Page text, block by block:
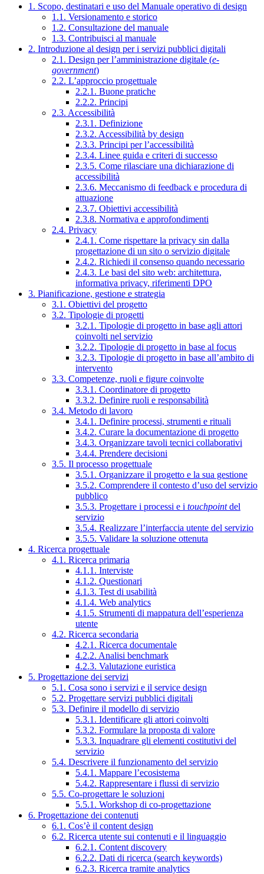
1. Scopo, destinatari e uso del Manuale operativo di design
1.1. Versionamento e storico
1.2. Consultazione del manuale
1.3. Contribuisci al manuale
2. Introduzione al design per i servizi pubblici digitali
2.1. Design per l’amministrazione digitale (e-
government)
2.2. L’approccio progettuale
2.2.1. Buone pratiche
2.2.2. Principi
2.3. Accessibilità
2.3.1. Definizione
2.3.2. Accessibilità by design
2.3.3. Principi per l’accessibilità
2.3.4. Linee guida e criteri di successo
2.3.5. Come rilasciare una dichiarazione di
accessibilità
2.3.6. Meccanismo di feedback e procedura di
attuazione
2.3.7. Obiettivi accessibilità
2.3.8. Normativa e approfondimenti
2.4. Privacy
2.4.1. Come rispettare la privacy sin dalla
progettazione di un sito o servizio digitale
2.4.2. Richiedi il consenso quando necessario
2.4.3. Le basi del sito web: architettura,
informativa privacy, riferimenti DPO
3. Pianificazione, gestione e strategia
3.1. Obiettivi del progetto
3.2. Tipologie di progetti
3.2.1. Tipologie di progetto in base agli attori
coinvolti nel servizio
3.2.2. Tipologie di progetto in base al focus
3.2.3. Tipologie di progetto in base all’ambito di
intervento
3.3. Competenze, ruoli e figure coinvolte
3.3.1. Coordinatore di progetto
3.3.2. Definire ruoli e responsabilità
3.4. Metodo di lavoro
3.4.1. Definire processi, strumenti e rituali
3.4.2. Curare la documentazione di progetto
3.4.3. Organizzare tavoli tecnici collaborativi
3.4.4. Prendere decisioni
3.5. Il processo progettuale
3.5.1. Organizzare il progetto e la sua gestione
3.5.2. Comprendere il contesto d’uso del servizio
pubblico
3.5.3. Progettare i processi e i touchpointdel
servizio
3.5.4. Realizzare l’interfaccia utente del servizio
3.5.5. Validare la soluzione ottenuta
4. Ricerca progettuale
4.1. Ricerca primaria
4.1.1. Interviste
4.1.2. Questionari
4.1.3. Test di usabilità
4.1.4. Web analytics
4.1.5. Strumenti di mappatura dell’esperienza
utente
4.2. Ricerca secondaria
4.2.1. Ricerca documentale
4.2.2. Analisi benchmark
4.2.3. Valutazione euristica
5. Progettazione dei servizi
5.1. Cosa sono i servizi e il service design
5.2. Progettare servizi pubblici digitali
5.3. Definire il modello di servizio
5.3.1. Identificare gli attori coinvolti
5.3.2. Formulare la proposta di valore
5.3.3. Inquadrare gli elementi costitutivi del
servizio
5.4. Descrivere il funzionamento del servizio
5.4.1. Mappare l’ecosistema
5.4.2. Rappresentare i flussi di servizio
5.5. Co-progettare le soluzioni
5.5.1. Workshop di co-progettazione
6. Progettazione dei contenuti
6.1. Cos’è il content design
6.2. Ricerca utente sui contenuti e il linguaggio
6.2.1. Content discovery
6.2.2. Dati di ricerca (search keywords)
6.2.3. Ricerca tramite analytics